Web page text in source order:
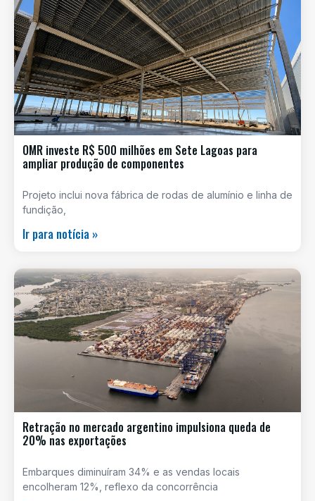
OMR investe R$ 500 milhões em Sete Lagoas para
ampliar produção de componentes
Projeto inclui nova fábrica de rodas de alumínio e linha de
fundição,
Ir para notícia »
Retração no mercado argentino impulsiona queda de
20% nas exportações
Embarques diminuíram 34% e as vendas locais
encolheram 12%, reflexo da concorrência